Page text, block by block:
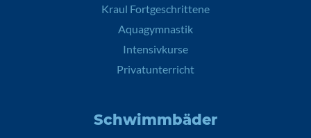
Kraul Fortgeschrittene
Aquagymnastik
Intensivkurse
Privatunterricht
Schwimmbäder